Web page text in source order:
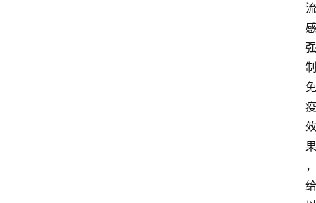
流
感
强
制
免
疫
效
果
，
给